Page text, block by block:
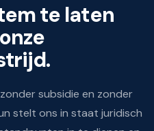
te laten
subsidie en zonder
stelt ons in staat juridisch